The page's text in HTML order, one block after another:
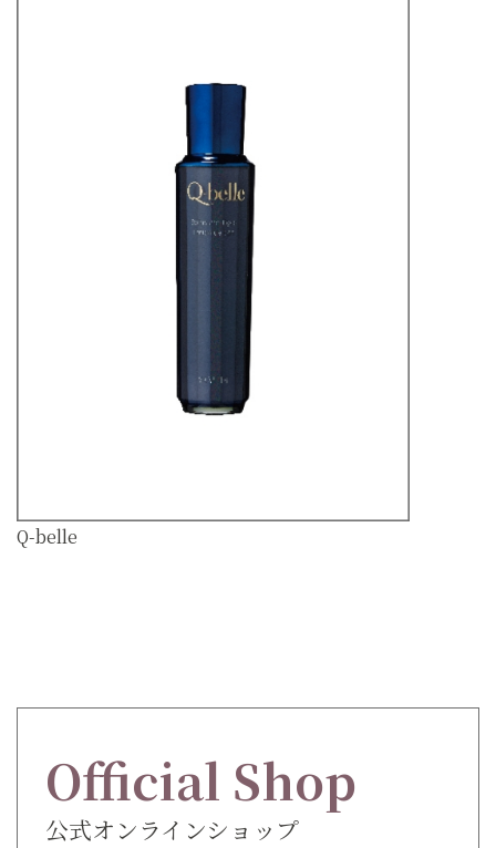
Q-belle
Official Shop
公式オンラインショップ